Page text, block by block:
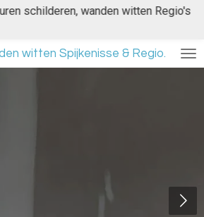
witten Spijkenisse & Regio.
schilderen, wanden witten Regio's